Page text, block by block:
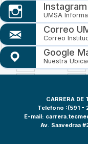
Instagram
UMSA
Correo
Correo
Google
Nuestra
CARRERA DE
Telefono :(591 -
E-mail:
Av. Saavedraa